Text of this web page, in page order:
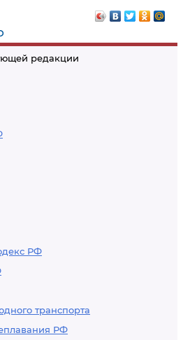
редакции
РФ
транспорта
РФ
документов,
символов и знаков